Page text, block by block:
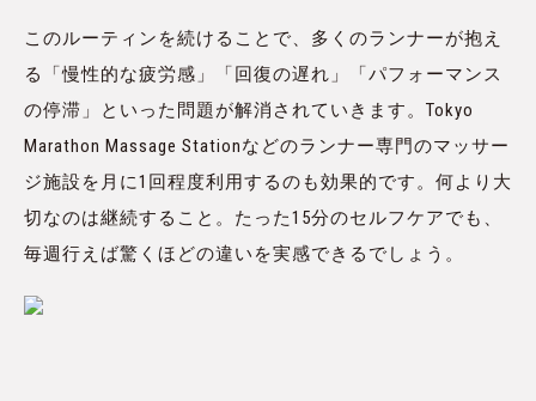
このルーティンを続けることで、多くのランナーが抱え
る「慢性的な疲労感」「回復の遅れ」「パフォーマンス
の停滞」といった問題が解消されていきます。Tokyo
Marathon Massage Stationなどのランナー専門のマッサー
ジ施設を月に1回程度利用するのも効果的です。何より大
切なのは継続すること。たった15分のセルフケアでも、
毎週行えば驚くほどの違いを実感できるでしょう。